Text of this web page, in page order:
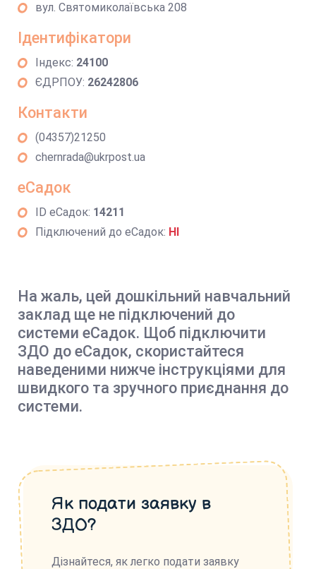
вул. Святомиколаївська 208
Ідентифікатори
Індекс: 24100
ЄДРПОУ: 26242806
Контакти
(04357)21250
chernrada@ukrpost.ua
еСадок
ID еСадок: 14211
Підключений до еСадок: НІ
На жаль, цей дошкільний навчальний
заклад ще не підключений до
системи еСадок. Щоб підключити
ЗДО до еСадок, скористайтеся
наведеними нижче інструкціями для
швидкого та зручного приєднання до
системи.
Як подати заявку в
ЗДО?
Дізнайтеся, як легко подати заявку